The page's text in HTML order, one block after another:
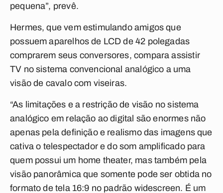
pequena”, prevê.
Hermes, que vem estimulando amigos que
possuem aparelhos de LCD de 42 polegadas
comprarem seus conversores, compara assistir
TV no sistema convencional analógico a uma
visão de cavalo com viseiras.
“As limitações e a restrição de visão no sistema
analógico em relação ao digital são enormes não
apenas pela definição e realismo das imagens que
cativa o telespectador e do som amplificado para
quem possui um home theater, mas também pela
visão panorâmica que somente pode ser obtida no
formato de tela 16:9 no padrão widescreen. É um